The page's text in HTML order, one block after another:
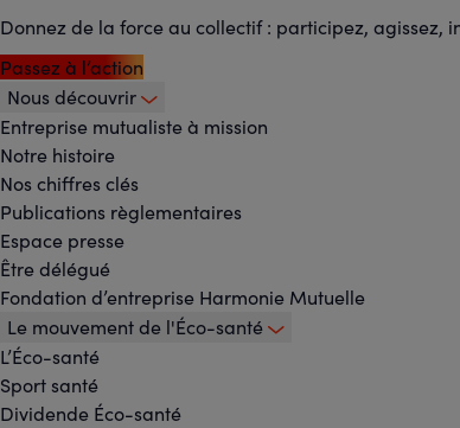
Donnez de la force au collectif : participez, agissez,
Passez à l’action
Footer
-
Menu
principal
Nous découvrir
Entreprise mutualiste à mission
Notre histoire
Nos chiffres clés
Publications règlementaires
Espace presse
Être délégué
Fondation d’entreprise Harmonie Mutuelle
Le mouvement de l'Éco-santé
L’Éco-santé
Sport santé
Dividende Éco-santé